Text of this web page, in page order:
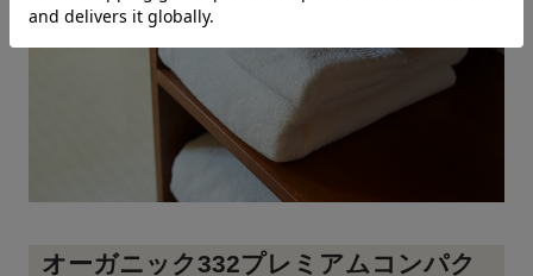
オーガニック332プレミアムコンパク